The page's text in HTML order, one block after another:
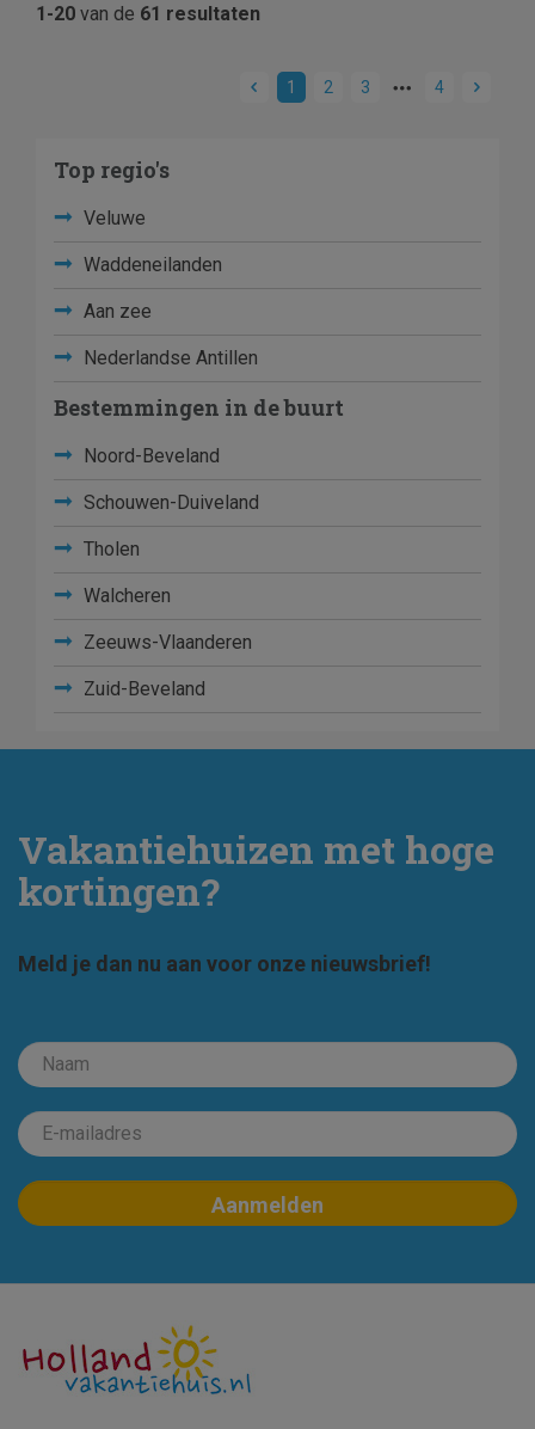
1-20 van de 61 resultaten
1 2 3 4
Top regio's
Veluwe
Waddeneilanden
Aan zee
Nederlandse Antillen
Bestemmingen in de buurt
Noord-Beveland
Schouwen-Duiveland
Tholen
Walcheren
Zeeuws-Vlaanderen
Zuid-Beveland
Vakantiehuizen met hoge
kortingen?
Meld je dan nu aan voor onze nieuwsbrief!